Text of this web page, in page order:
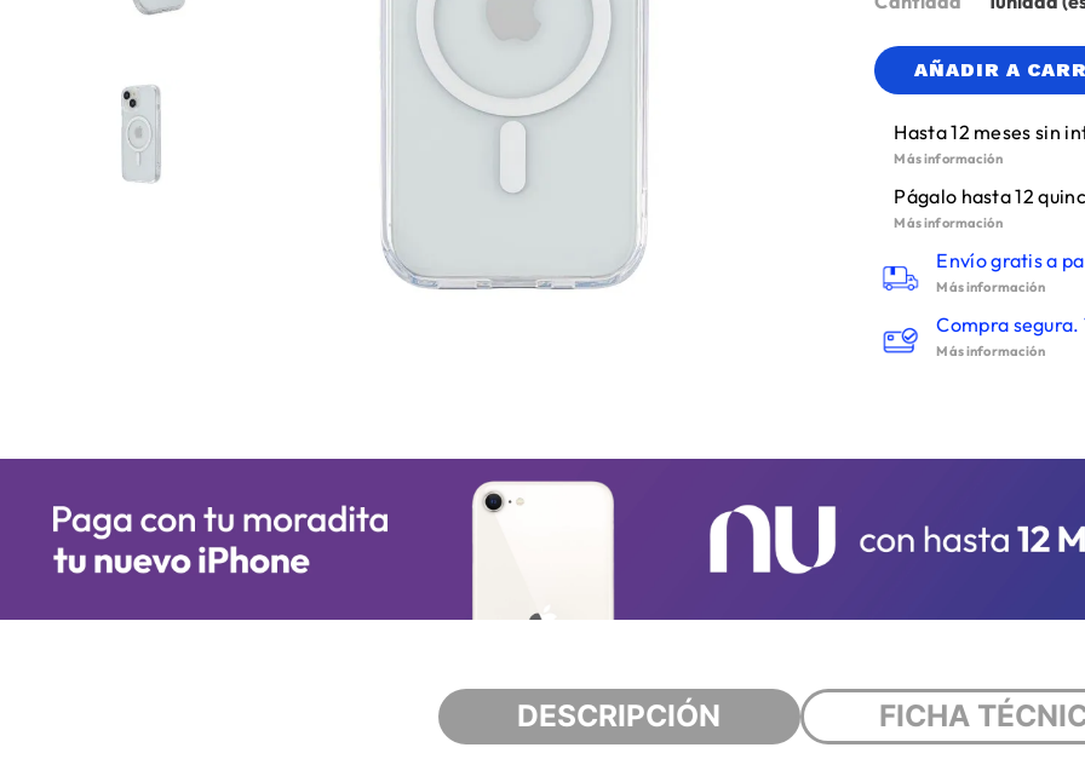
AÑADIR A
Hasta 12 meses sin
Más información
Págalo hasta 12
Más información
Envío gratis a
Más información
Compra
Más información
DESCRIPCIÓN FICHA